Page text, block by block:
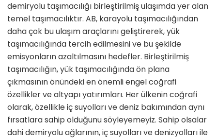
demiryolu taşımacılığı birleştirilmiş ulaşımda yer alan
temel taşımacılıktır. AB, karayolu taşımacılığından
daha çok bu ulaşım araçlarını geliştirerek, yük
taşımacılığında tercih edilmesini ve bu şekilde
emisyonların azaltılmasını hedefler. Birleştirilmiş
taşımacılığın, yük taşımacılığında ön plana
çıkmasının önündeki en önemli engel coğrafi
özellikler ve altyapı yatırımları. Her ülkenin coğrafi
olarak, özellikle iç suyolları ve deniz bakımından aynı
fırsatlara sahip olduğunu söyleyemeyiz. Sahip olsalar
dahi demiryolu ağlarının, iç suyolları ve denizyolları ile